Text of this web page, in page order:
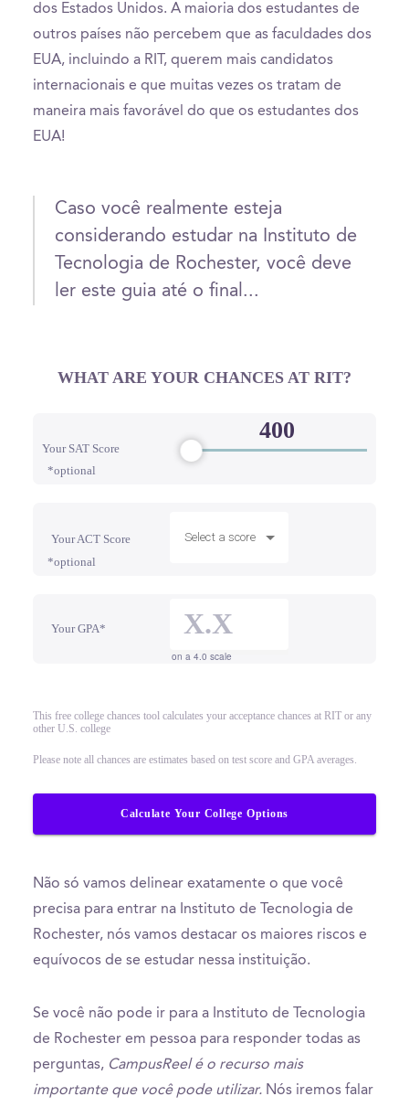
dos Estados Unidos. A maioria dos estudantes de
outros países não percebem que as faculdades dos
EUA, incluindo a RIT, querem mais candidatos
internacionais e que muitas vezes os tratam de
maneira mais favorável do que os estudantes dos
EUA!
Caso você realmente esteja
considerando estudar na Instituto de
Tecnologia de Rochester, você deve
ler este guia até o final...
WHAT ARE YOUR CHANCES AT RIT?
Your SAT Score
*optional
Your ACT Score
*optional
Select a score
Your GPA*
on a 4.0 scale
This free college chances tool calculates your acceptance chances at RIT or any
other U.S. college
Please note all chances are estimates based on test score and GPA averages.
Calculate Your College Options
Não só vamos delinear exatamente o que você
precisa para entrar na Instituto de Tecnologia de
Rochester, nós vamos destacar os maiores riscos e
equívocos de se estudar nessa instituição.
Se você não pode ir para a Instituto de Tecnologia
de Rochester em pessoa para responder todas as
perguntas, CampusReel é o recurso mais
importante que você pode utilizar. Nós iremos falar